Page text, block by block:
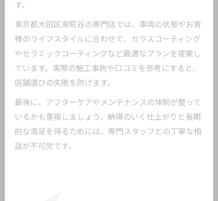
す。
東京都大田区東糀谷の専門店では、車両の状態やお客
様のライフスタイルに合わせて、ガラスコーティング
やセラミックコーティングなど最適なプランを提案し
ています。実際の施工事例や口コミを参考にすると、
店舗選びの失敗を防げます。
最後に、アフターケアやメンテナンスの体制が整って
いるかも重視しましょう。納得のいく仕上がりと長期
的な満足を得るためには、専門スタッフとの丁寧な相
談が不可欠です。